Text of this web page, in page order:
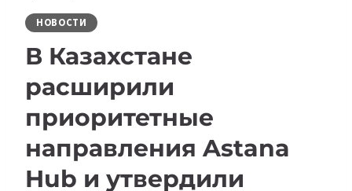
НОВОСТИ
В Казахстане
расширили
приоритетные
направления Astana
Hub и утвердили